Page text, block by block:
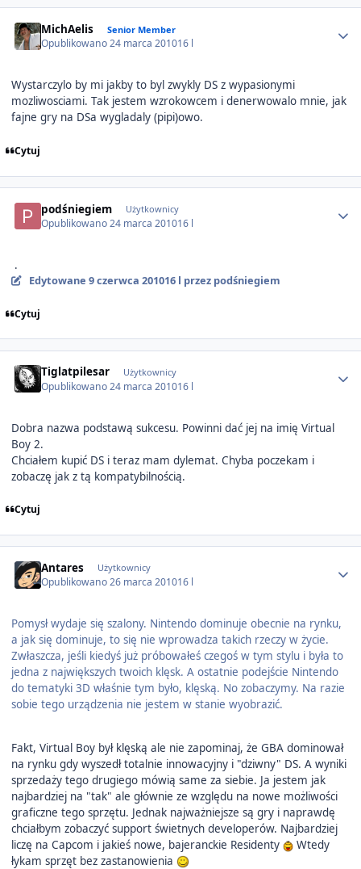
MichAelis Senior Member
Opublikowano24 marca 201016 l
Wystarczylo by mi jakby to byl zwykly DS z wypasionymi
mozliwosciami. Tak jestem wzrokowcem i denerwowalo mnie, jak
fajne gry na DSa wygladaly (pipi)owo.
Cytuj
podśniegiem Użytkownicy
Opublikowano24 marca 201016 l
.
Edytowane 9 czerwca 201016 l przez podśniegiem
Cytuj
Tiglatpilesar Użytkownicy
Opublikowano24 marca 201016 l
Dobra nazwa podstawą sukcesu. Powinni dać jej na imię Virtual
Boy 2.
Chciałem kupić DS i teraz mam dylemat. Chyba poczekam i
zobaczę jak z tą kompatybilnością.
Cytuj
Antares Użytkownicy
Opublikowano26 marca 201016 l
Pomysł wydaje się szalony. Nintendo dominuje obecnie na rynku,
a jak się dominuje, to się nie wprowadza takich rzeczy w życie.
Zwłaszcza, jeśli kiedyś już próbowałeś czegoś w tym stylu i była to
jedna z największych twoich klęsk. A ostatnie podejście Nintendo
do tematyki 3D właśnie tym było, klęską. No zobaczymy. Na razie
sobie tego urządzenia nie jestem w stanie wyobrazić.
Fakt, Virtual Boy był klęską ale nie zapominaj, że GBA dominował
na rynku gdy wyszedł totalnie innowacyjny i "dziwny" DS. A wyniki
sprzedaży tego drugiego mówią same za siebie. Ja jestem jak
najbardziej na "tak" ale głównie ze względu na nowe możliwości
graficzne tego sprzętu. Jednak najważniejsze są gry i naprawdę
chciałbym zobaczyć support świetnych developerów. Najbardziej
liczę na Capcom i jakieś nowe, bajeranckie Residenty
Wtedy
łykam sprzęt bez zastanowienia